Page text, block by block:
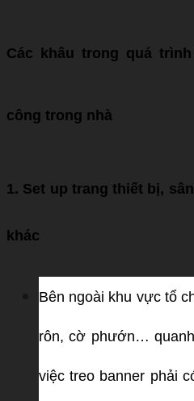
Các khâu trong quá
công trong nhà
1. Set up trang thiết bị,
khác
Bên ngoài khu vực tổ
rôn, cờ phướn…
việc treo banner phải